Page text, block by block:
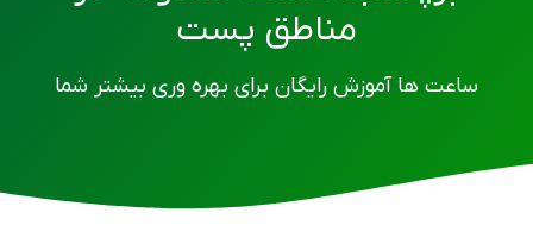
مناطق پست
ساعت ها آموزش رایگان برای بهره وری بیشتر شما